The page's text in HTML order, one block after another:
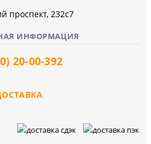
проспект, 232c7
ИНФОРМАЦИЯ
20-00-392